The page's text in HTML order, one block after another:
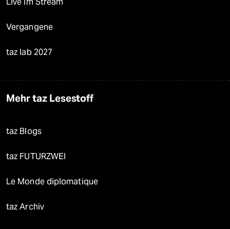
Vergangene
taz lab 2027
Mehr taz Lesestoff
taz Blogs
taz FUTURZWEI
Le Monde diplomatique
taz Archiv